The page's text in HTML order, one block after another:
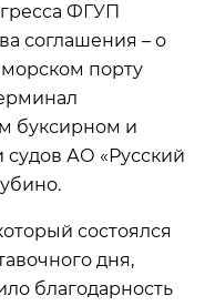
ФГУП
соглашения – о
порту
буксирном и
АО «Русский
состоялся
дня,
благодарность